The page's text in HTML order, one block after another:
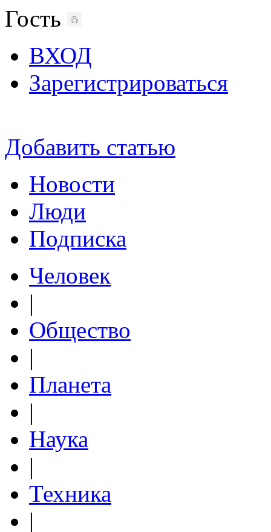
Гость
ВХОД
Зарегистрироваться
Добавить статью
Новости
Люди
Подписка
Человек
|
Общество
|
Планета
|
Наука
|
Техника
|